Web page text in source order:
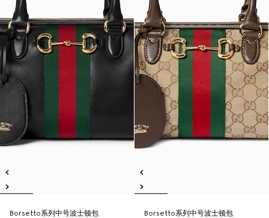
Borsetto系列中号波士顿包
Borsetto系列中号波士顿包